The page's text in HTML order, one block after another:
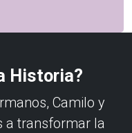
Historia?
Camilo y
a transformar la